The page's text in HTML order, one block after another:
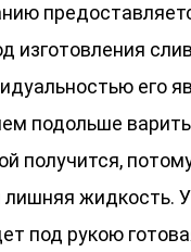
изготовления
его
подольше
получится,
жидкость.
под рукою